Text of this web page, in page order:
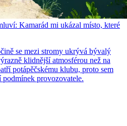
Kamarád mi ukázal místo, které
se mezi stromy ukrývá bývalý
klidnější atmosférou než na
potápěčskému klubu, proto sem
podmínek provozovatele.